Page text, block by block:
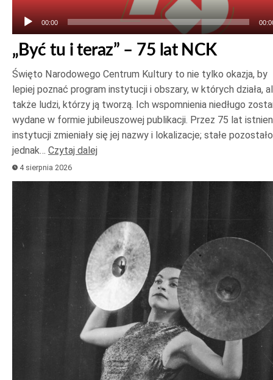
00:00
„Być tu i teraz” – 75 lat NCK
Święto Narodowego Centrum Kultury to nie tylko okazja, by
lepiej poznać program instytucji i obszary, w których działa,
także ludzi, którzy ją tworzą. Ich wspomnienia niedługo
wydane w formie jubileuszowej publikacji. Przez 75 lat
instytucji zmieniały się jej nazwy i lokalizacje; stałe pozostało
jednak… Czytaj dalej
4 sierpnia 2026